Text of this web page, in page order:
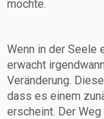
möchte.
Wenn in der Seele
erwacht
Veränderung.
dass es einem
erscheint. Der